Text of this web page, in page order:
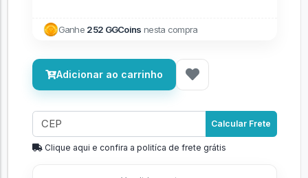
Ganhe 252 GGCoins nesta compra
Adicionar ao carrinho
Calcular Frete
Clique aqui e confira a politíca de frete grátis